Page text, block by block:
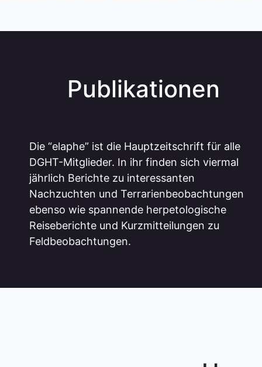
Publikationen
Die “elaphe” ist die Hauptzeitschrift für alle
DGHT-Mitglieder. In ihr finden sich viermal
jährlich Berichte zu interessanten
Nachzuchten und Terrarienbeobachtungen
ebenso wie spannende herpetologische
Reiseberichte und Kurzmitteilungen zu
Feldbeobachtungen.